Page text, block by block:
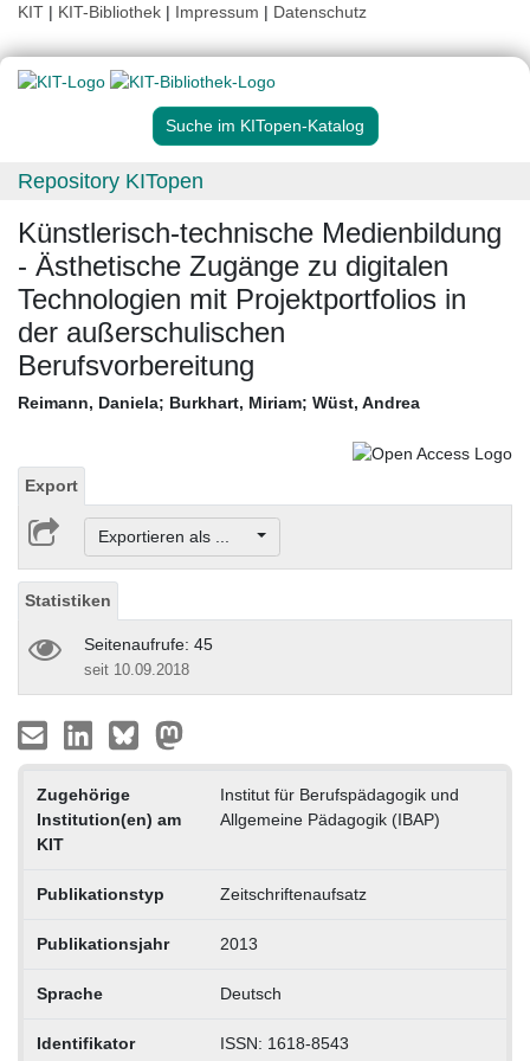
KIT | KIT-Bibliothek | Impressum | Datenschutz
Suche im KITopen-Katalog
Repository KITopen
Künstlerisch-technische Medienbildung
- Ästhetische Zugänge zu digitalen
Technologien mit Projektportfolios in
der außerschulischen
Berufsvorbereitung
Reimann, Daniela; Burkhart, Miriam; Wüst, Andrea
Export
Exportieren als ...
Statistiken
Seitenaufrufe: 45
seit 10.09.2018
Zugehörige
Institution(en) am
KIT
Institut für Berufspädagogik und
Allgemeine Pädagogik (IBAP)
Publikationstyp Zeitschriftenaufsatz
Publikationsjahr 2013
Sprache Deutsch
Identifikator
ISSN: 1618-8543